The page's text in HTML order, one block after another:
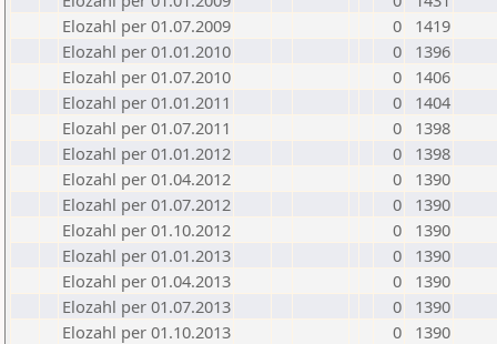
Elozahl per 01.07.2009
0
1419
Elozahl per 01.01.2010
0
1396
Elozahl per 01.07.2010
0
1406
Elozahl per 01.01.2011
0
1404
Elozahl per 01.07.2011
0
1398
Elozahl per 01.01.2012
0
1398
Elozahl per 01.04.2012
0
1390
Elozahl per 01.07.2012
0
1390
Elozahl per 01.10.2012
0
1390
Elozahl per 01.01.2013
0
1390
Elozahl per 01.04.2013
0
1390
Elozahl per 01.07.2013
0
1390
Elozahl per 01.10.2013
0
1390